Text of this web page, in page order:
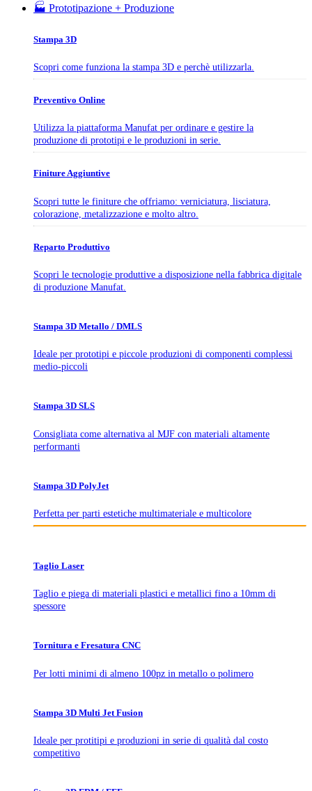
🏭 Prototipazione + Produzione
Stampa 3D
Scopri come funziona la stampa 3D e perchè utilizzarla.
Preventivo Online
Utilizza la piattaforma Manufat per ordinare e gestire la
produzione di prototipi e le produzioni in serie.
Finiture Aggiuntive
Scopri tutte le finiture che offriamo: verniciatura, lisciatura,
colorazione, metalizzazione e molto altro.
Reparto Produttivo
Scopri le tecnologie produttive a disposizione nella fabbrica digitale
di produzione Manufat.
Stampa 3D Metallo / DMLS
Ideale per prototipi e piccole produzioni di componenti complessi
medio-piccoli
Stampa 3D SLS
Consigliata come alternativa al MJF con materiali altamente
performanti
Stampa 3D PolyJet
Perfetta per parti estetiche multimateriale e multicolore
Taglio Laser
Taglio e piega di materiali plastici e metallici fino a 10mm di
spessore
Tornitura e Fresatura CNC
Per lotti minimi di almeno 100pz in metallo o polimero
Stampa 3D Multi Jet Fusion
Ideale per protitipi e produzioni in serie di qualità dal costo
competitivo